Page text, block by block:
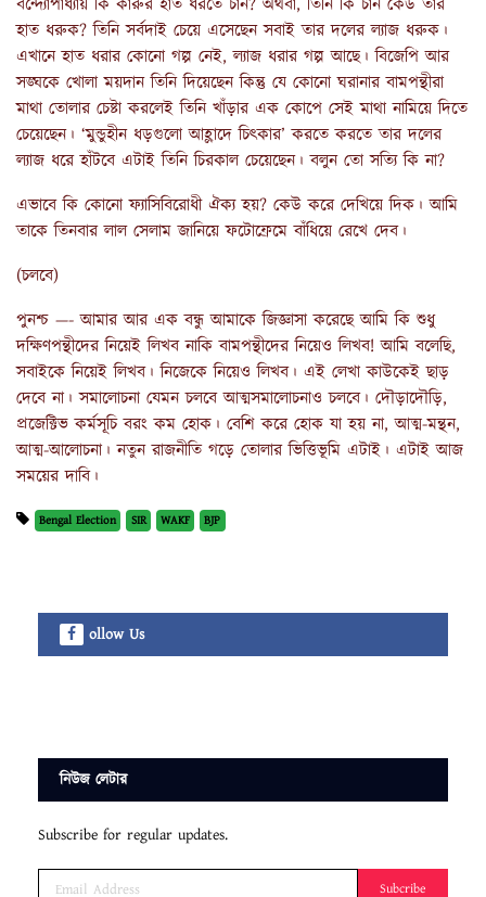
বন্দ্যোপাধ্যায় কি কারুর হাত ধরতে চান? অথবা, তিনি কি চান কেউ তার
হাত ধরুক? তিনি সর্বদাই চেয়ে এসেছেন সবাই তার দলের ল্যাজ ধরুক।
এখানে হাত ধরার কোনো গল্প নেই, ল্যাজ ধরার গল্প আছে। বিজেপি আর
সঙ্ঘকে খোলা ময়দান তিনি দিয়েছেন কিন্তু যে কোনো ঘরানার বামপন্থীরা
মাথা তোলার চেষ্টা করলেই তিনি খাঁড়ার এক কোপে সেই মাথা নামিয়ে দিতে
চেয়েছেন। ‘মুন্ডুহীন ধড়গুলো আহ্লাদে চিৎকার’ করতে করতে তার দলের
ল্যাজ ধরে হাঁটবে এটাই তিনি চিরকাল চেয়েছেন। বলুন তো সত্যি কি না?
এভাবে কি কোনো ফ্যাসিবিরোধী ঐক্য হয়? কেউ করে দেখিয়ে দিক। আমি
তাকে তিনবার লাল সেলাম জানিয়ে ফটোফ্রেমে বাঁধিয়ে রেখে দেব।
(চলবে)
পুনশ্চ —- আমার আর এক বন্ধু আমাকে জিজ্ঞাসা করেছে আমি কি শুধু
দক্ষিণপন্থীদের নিয়েই লিখব নাকি বামপন্থীদের নিয়েও লিখব! আমি বলেছি,
সবাইকে নিয়েই লিখব। নিজেকে নিয়েও লিখব। এই লেখা কাউকেই ছাড়
দেবে না। সমালোচনা যেমন চলবে আত্মসমালোচনাও চলবে। দৌড়াদৌড়ি,
প্রজেক্টিভ কর্মসূচি বরং কম হোক। বেশি করে হোক যা হয় না, আত্ম-মন্থন,
আত্ম-আলোচনা। নতুন রাজনীতি গড়ে তোলার ভিত্তিভূমি এটাই। এটাই আজ
সময়ের দাবি।
Bengal Election SIR WAKF BJP
ollow Us
নিউজ লেটার
Subscribe for regular updates.
Subcribe